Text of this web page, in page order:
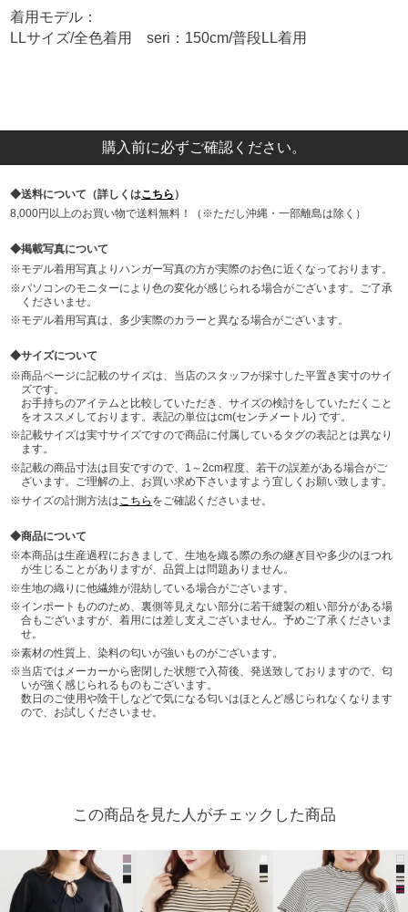
着用モデル：
LLサイズ/全色着用 seri：150cm/普段LL着用
購入前に必ずご確認ください。
送料について（詳しくはこちら ）
8,000円以上のお買い物で送料無料！（※ただし沖縄・一部離島は除く）
掲載写真について
モデル着用写真よりハンガー写真の方が実際のお色に近くなっております。
パソコンのモニターにより色の変化が感じられる場合がございます。ご了承
くださいませ。
モデル着用写真は、多少実際のカラーと異なる場合がございます。
サイズについて
商品ページに記載のサイズは、当店のスタッフが採寸した平置き実寸のサイ
ズです。
お手持ちのアイテムと比較していただき、サイズの検討をしていただくこと
をオススメしております。表記の単位はcm(センチメートル) です。
記載サイズは実寸サイズですので商品に付属しているタグの表記とは異なり
ます。
記載の商品寸法は目安ですので、1～2cm程度、若干の誤差がある場合がご
ざいます。ご理解の上、お買い求め下さいますよう宜しくお願い致します。
サイズの計測方法は こちら をご確認くださいませ。
商品について
本商品は生産過程におきまして、生地を織る際の糸の継ぎ目や多少のほつれ
が生じることがありますが、品質上は問題ありません。
生地の織りに他繊維が混紡している場合がございます。
インポートもののため、裏側等見えない部分に若干縫製の粗い部分がある場
合もございますが、着用には差し支えございません。予めご了承くださいま
せ。
素材の性質上、染料の匂いが強いものがございます。
当店ではメーカーから密閉した状態で入荷後、発送致しておりますので、匂
いが強く感じられるものもございます。
数日のご使用や陰干しなどで気になる匂いはほとんど感じられなくなります
ので、お試しくださいませ。
この商品を見た人がチェックした商品